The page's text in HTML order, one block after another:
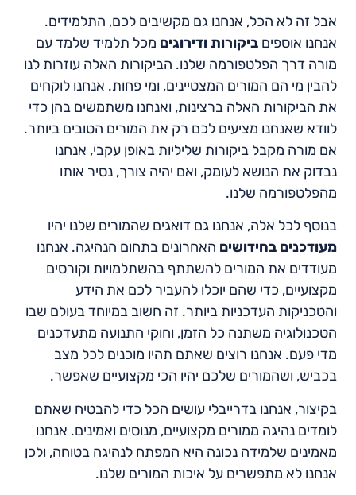
אבל זה לא הכל, אנחנו גם מקשיבים לכם, התלמידים.
אנחנו אוספים ביקורות ודירוגים מכל תלמיד שלמד עם
מורה דרך הפלטפורמה שלנו. הביקורות האלה עוזרות לנו
להבין מי הם המורים המצטיינים, ומי פחות. אנחנו לוקחים
את הביקורות האלה ברצינות, ואנחנו משתמשים בהן כדי
לוודא שאנחנו מציעים לכם רק את המורים הטובים ביותר.
אם מורה מקבל ביקורות שליליות באופן עקבי, אנחנו
נבדוק את הנושא לעומק, ואם יהיה צורך, נסיר אותו
מהפלטפורמה שלנו.
בנוסף לכל אלה, אנחנו גם דואגים שהמורים שלנו יהיו
מעודכנים בחידושים האחרונים בתחום הנהיגה. אנחנו
מעודדים את המורים להשתתף בהשתלמויות וקורסים
מקצועיים, כדי שהם יוכלו להעביר לכם את הידע
והטכניקות העדכניות ביותר. זה חשוב במיוחד בעולם שבו
הטכנולוגיה משתנה כל הזמן, וחוקי התנועה מתעדכנים
מדי פעם. אנחנו רוצים שאתם תהיו מוכנים לכל מצב
בכביש, ושהמורים שלכם יהיו הכי מקצועיים שאפשר.
בקיצור, אנחנו בדרייבלי עושים הכל כדי להבטיח שאתם
לומדים נהיגה ממורים מקצועיים, מנוסים ואמינים. אנחנו
מאמינים שלמידה נכונה היא המפתח לנהיגה בטוחה, ולכן
אנחנו לא מתפשרים על איכות המורים שלנו.